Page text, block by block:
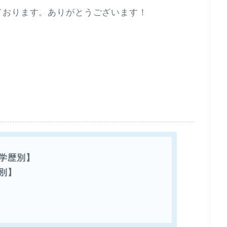
ります。ありがとうございます！
歴別】
】